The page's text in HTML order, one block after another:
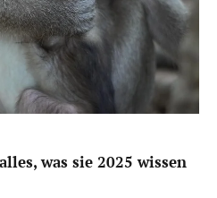
was sie 2025 wissen